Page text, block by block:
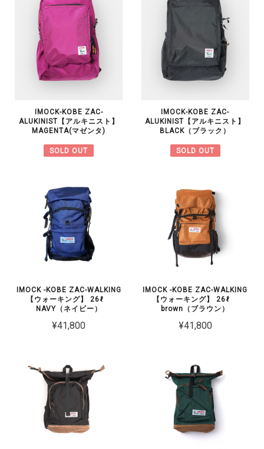
IMOCK-KOBE ZAC-
ALUKINIST【アルキニスト】
MAGENTA(マゼンタ)
SOLD OUT
IMOCK-KOBE ZAC-
ALUKINIST【アルキニスト】
BLACK（ブラック）
SOLD OUT
IMOCK -KOBE ZAC-WALKING
【ウォーキング】 26ℓ
NAVY（ネイビー）
¥41,800
IMOCK -KOBE ZAC-WALKING
【ウォーキング】 26ℓ
brown（ブラウン）
¥41,800